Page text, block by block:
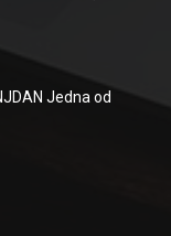
Jedna od